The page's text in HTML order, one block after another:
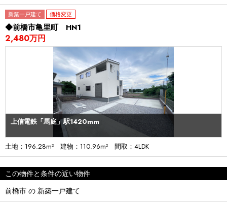
新築一戸建て 価格変更
◆前橋市亀里町 HN1
2,480万円
上信電鉄「馬庭」駅1420mm
土地：196.28m² 建物：110.96m² 間取：4LDK
この物件と条件の近い物件
前橋市 の 新築一戸建て